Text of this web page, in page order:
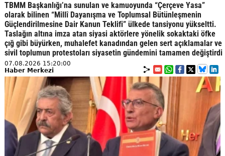
TBMM Başkanlığı’na sunulan ve kamuoyunda “Çerçeve Yasa”
olarak bilinen “Millî Dayanışma ve Toplumsal Bütünleşmenin
Güçlendirilmesine Dair Kanun Teklifi” ülkede tansiyonu yükseltti.
Taslağın altına imza atan siyasi aktörlere yönelik sokaktaki öfke
çığ gibi büyürken, muhalefet kanadından gelen sert açıklamalar ve
sivil toplumun protestoları siyasetin gündemini tamamen değiştirdi
07.08.2026 15:20:00
Haber Merkezi